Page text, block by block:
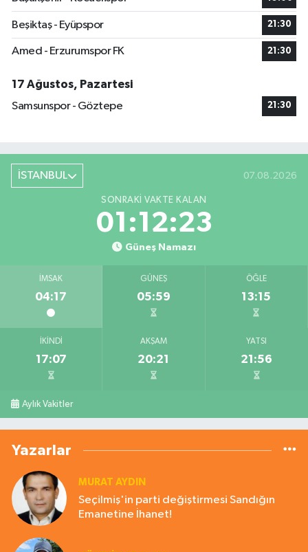
Beşiktaş - Eyüpspor 21:30
Amed - Erzurumspor FK 21:30
17 Ağustos, Pazartesi
Samsunspor - Göztepe
21:30
İSTANBUL 07.08.2026
SONRAKI VAKTE KALAN
01:12:22
Güneş Namazı
İMSAK
04:17
GÜNEŞ
05:59
ÖĞLE
13:15
İKINDI
17:07
AKŞAM
20:21
YATSI
21:56
Aylık Vakitler
Yazarlar
MURAT AYDIN
Seçilmiş'in parti değiştirmesi Sandığın
Emanetine İhanet!